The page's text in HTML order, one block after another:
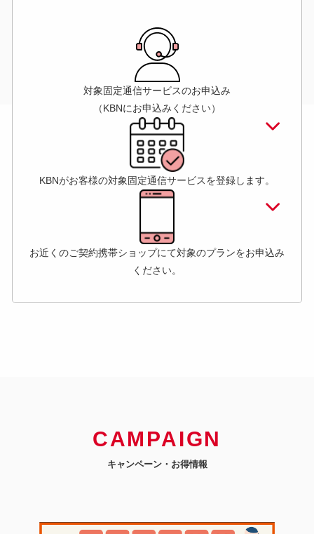
対象固定通信サービスのお申込み
（KBNにお申込みください）
KBNがお客様の対象固定通信サービスを登録します。
お近くのご契約携帯ショップにて対象のプランをお申込み
ください。
CAMPAIGN
キャンペーン・お得情報